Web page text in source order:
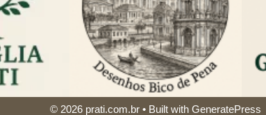
© 2026 prati.com.br • Built with GeneratePress